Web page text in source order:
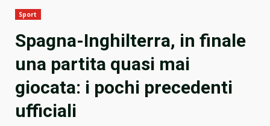
Sport
Spagna-Inghilterra, in finale
una partita quasi mai
giocata: i pochi precedenti
ufficiali